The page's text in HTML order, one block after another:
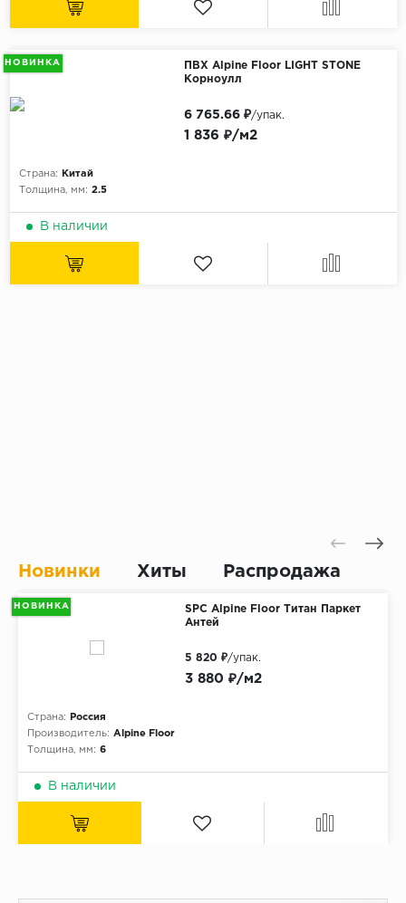
НОВИНКА
ПВХ Alpine Floor LIGHT STONE
Корноулл
Страна:
Китай
Толщина, мм: 2.5
1 836 ₽/м2
6 765.66 ₽/упак.
В наличии
Новинки Хиты Распродажа
НОВИНКА
SPC Alpine Floor Титан Паркет
Антей
Страна:
Россия
Производитель: Alpine Floor
Толщина, мм: 6
3 880 ₽/м2
5 820 ₽/упак.
В наличии